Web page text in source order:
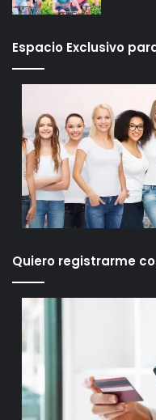
Espacio Exclusivo
Quiero registrarme